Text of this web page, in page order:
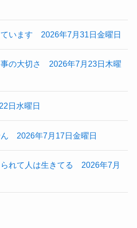
います 2026年7月31日金曜日
の大切さ 2026年7月23日木曜
日水曜日
2026年7月17日金曜日
れて人は生きてる 2026年7月